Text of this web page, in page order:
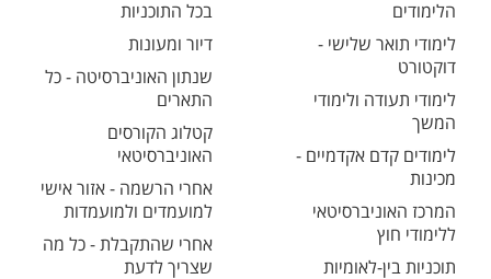
הלימודים
לימודי תואר שלישי -
דוקטורט
לימודי תעודה ולימודי
המשך
לימודים קדם אקדמיים -
מכינות
המרכז האוניברסיטאי
ללימודי חוץ
תוכניות בין-לאומיות
בכל התוכניות
דיור ומעונות
שנתון האוניברסיטה - כל
התארים
קטלוג הקורסים
האוניברסיטאי
אחרי הרשמה - אזור אישי
למועמדים ולמועמדות
אחרי שהתקבלת - כל מה
שצריך לדעת